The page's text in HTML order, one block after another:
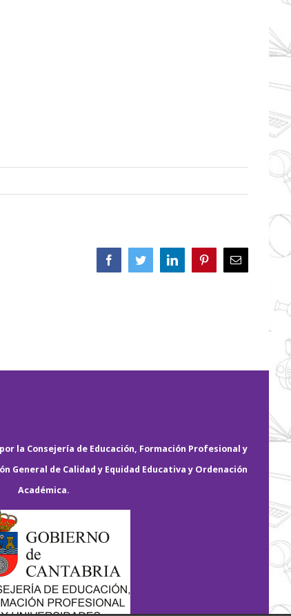
FacebookTwitterLinkedIn PinterestCorreo
electrónico
la Consejería de Educación, Formación Profesional y
General de Calidad y Equidad Educativa y Ordenación
Académica.